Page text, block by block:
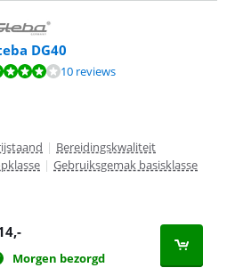
DG40
op 10 reviews.
10 reviews
| Bereidingskwaliteit
| Gebruiksgemak basisklasse
,-
Morgen bezorgd